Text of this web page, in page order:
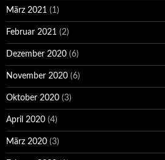
März 2021 (1)
Februar 2021 (2)
Dezember 2020 (6)
November 2020 (6)
Oktober 2020 (3)
April 2020 (4)
März 2020 (3)